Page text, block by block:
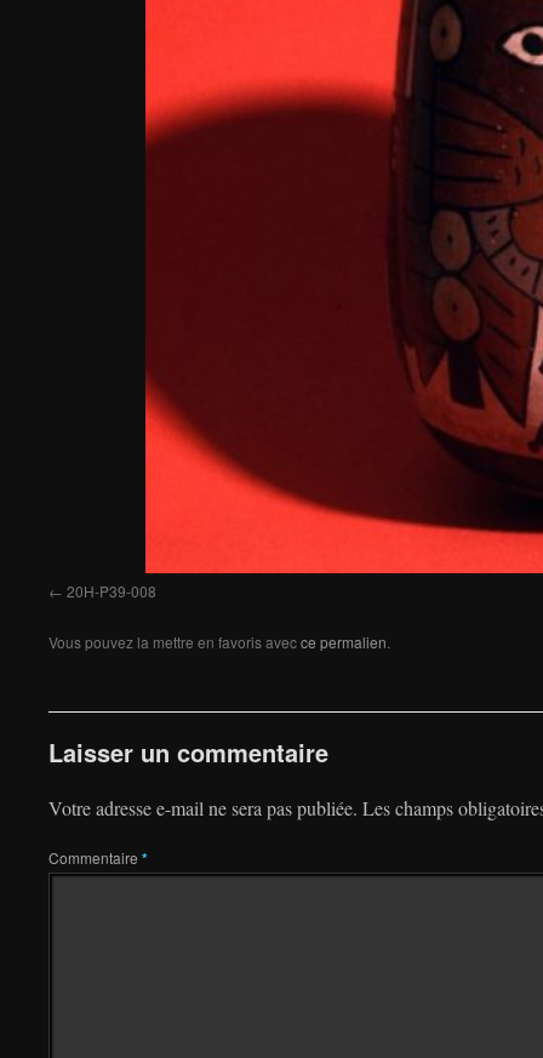
20H-P39-008
Vous pouvez la mettre en favoris avecce permalien
Laisser un commentaire
Votre adresse e-mail ne sera pas publiée. Les champs
Commentaire *